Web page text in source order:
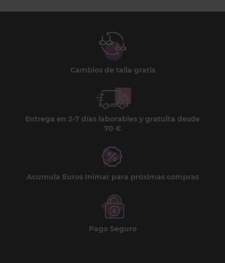
Cambios de talla gratis
Entrega en 2-7 días laborables y gratuita desde
70 €
Acumula Euros Inimar para próximas compras
Pago Seguro